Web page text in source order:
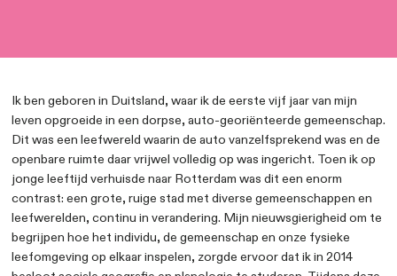
+31 6 10 88 53 47
Ik ben geboren in Duitsland, waar ik de eerste vijf jaar
leven opgroeide in een dorpse, auto-georiënteerde